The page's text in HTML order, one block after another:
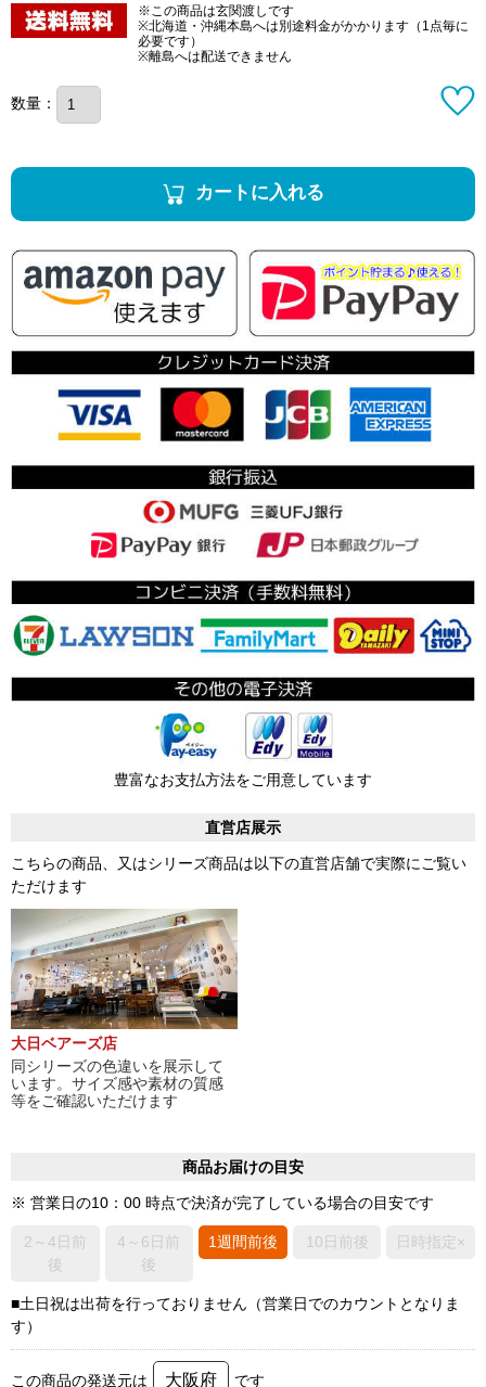
※この商品は玄関渡しです
※北海道・沖縄本島へは別途料金がかかります（1点毎に
必要です）
※離島へは配送できません
数量：
カートに入れる
豊富なお支払方法をご用意しています
直営店展示
こちらの商品、又はシリーズ商品は以下の直営店舗で実際にご覧い
ただけます
大日ベアーズ店
同シリーズの色違いを展示して
います。サイズ感や素材の質感
等をご確認いただけます
商品お届けの目安
※ 営業日の10：00 時点で決済が完了している場合の目安です
2～4日前
後
4～6日前
後
1週間前後 10日前後 日時指定×
■土日祝は出荷を行っておりません（営業日でのカウントとなりま
す）
この商品の発送元は 大阪府 です